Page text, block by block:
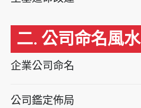
二. 公司命名風水
企業公司命名
公司鑑定佈局